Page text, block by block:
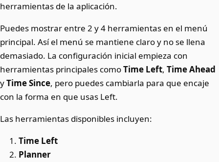
herramientas de la aplicación.
Puedes mostrar entre 2 y 4 herramientas en el menú
principal. Así el menú se mantiene claro y no se llena
demasiado. La configuración inicial empieza con
herramientas principales comoTime Left, Time Ahead
yTime Since, pero puedes cambiarla para que encaje
con la forma en que usas Left.
Las herramientas disponibles incluyen:
Time Left
Planner